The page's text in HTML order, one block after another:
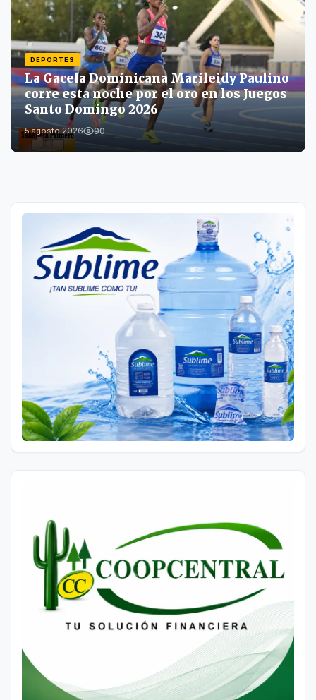
DEPORTES
La Gacela Dominicana Marileidy Paulino
corre esta noche por el oro en los Juegos
Santo Domingo 2026
5 agosto 2026 90